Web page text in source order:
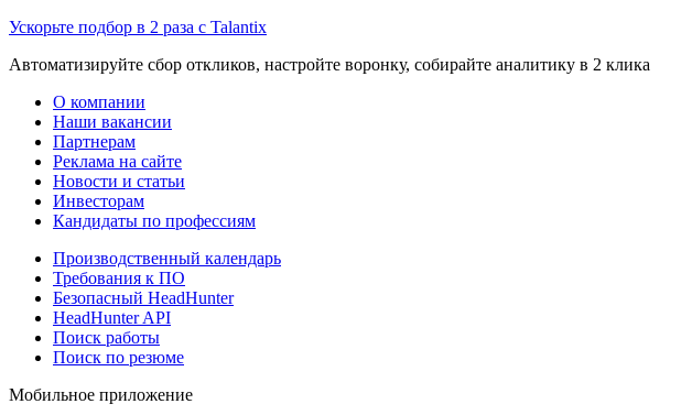
Ускорьте подбор в 2 раза с Talantix
Автоматизируйте сбор откликов, настройте воронку, собирайте аналитику в 2 клика
О компании
Наши вакансии
Партнерам
Реклама на сайте
Новости и статьи
Инвесторам
Кандидаты по профессиям
Производственный календарь
Требования к ПО
Безопасный HeadHunter
HeadHunter API
Поиск работы
Поиск по резюме
Мобильное приложение